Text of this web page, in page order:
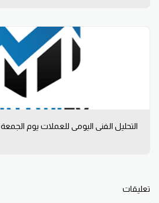
التحليل الفني اليومي للعملات يوم الجمعة 1-5-2020
تعليقات